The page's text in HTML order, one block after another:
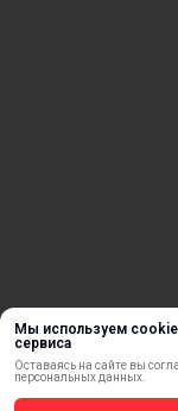
Мы используем
сервиса
Оставаясь на сайте вы
персональных данных.